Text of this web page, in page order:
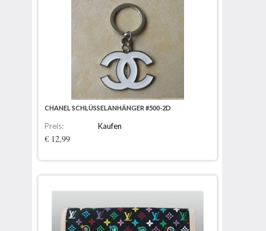
CHANEL SCHLÜSSELANHÄNGER #500-2D
Preis:
€ 12,99
Kaufen